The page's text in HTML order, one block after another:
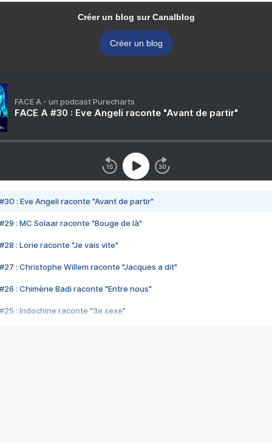
Créer un blog sur Canalblog
Créer un blog
FACE A - un podcast Purecharts
FACE A #30 : Eve Angeli raconte "Avant de partir"
#30 : Eve Angeli raconte "Avant de partir"
#29 : MC Solaar raconte "Bouge de là"
#28 : Lorie raconte "Je vais vite"
#27 : Christophe Willem raconte "Jacques a dit"
#26 : Chimène Badi raconte "Entre nous"
#25 : Indochine raconte "3e sexe"